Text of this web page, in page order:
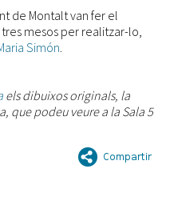
de Montalt van fer el
mesos per realitzar-lo,
Simón
els dibuixos originals, la
que podeu veure a la Sala 5